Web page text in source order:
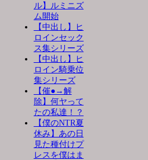
ル】ルミニズ
ム開始
【中出し】ヒ
ロインセック
ス集シリーズ
【中出し】ヒ
ロイン騎乗位
集シリーズ
【催●→解
除】何ヤって
たの私達！？
【僕のNTR夏
休み】あの日
見た種付けプ
レスを僕はま